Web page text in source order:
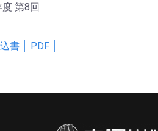
第8回
書 │ PDF │